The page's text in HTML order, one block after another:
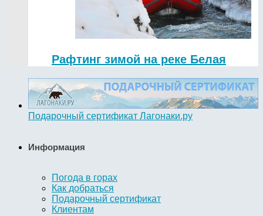
Рафтинг зимой на реке Белая
Подарочный сертификат Лагонаки.ру
Информация
Погода в горах
Как добраться
Подарочный сертификат
Клиентам